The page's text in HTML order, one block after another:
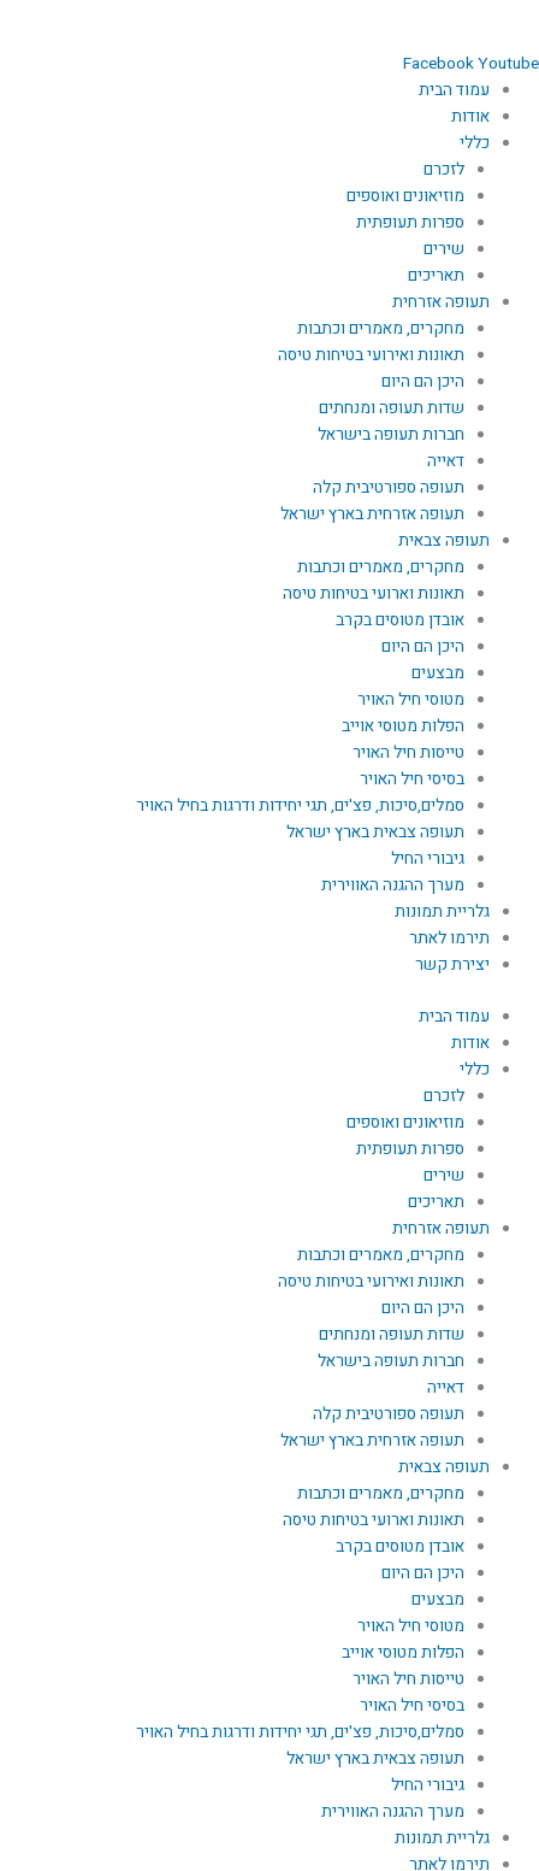
FacebookYoutube
עמוד הבית
אודות
כללי
לזכרם
מוזיאונים ואוספים
ספרות תעופתית
שירים
תאריכים
תעופה אזרחית
מחקרים, מאמרים וכתבות
תאונות ואירועי בטיחות טיסה
היכן הם היום
שדות תעופה ומנחתים
חברות תעופה בישראל
דאייה
תעופה ספורטיבית קלה
תעופה אזרחית בארץ ישראל
תעופה צבאית
מחקרים, מאמרים וכתבות
תאונות וארועי בטיחות טיסה
אובדן מטוסים בקרב
היכן הם היום
מבצעים
מטוסי חיל האויר
הפלות מטוסי אוייב
טייסות חיל האויר
בסיסי חיל האויר
סמלים,סיכות, פצ'ים, תגי יחידות ודרגות בחיל האויר
תעופה צבאית בארץ ישראל
גיבורי החיל
מערך ההגנה האווירית
גלריית תמונות
תירמו לאתר
יצירת קשר
עמוד הבית
אודות
כללי
לזכרם
מוזיאונים ואוספים
ספרות תעופתית
שירים
תאריכים
תעופה אזרחית
מחקרים, מאמרים וכתבות
תאונות ואירועי בטיחות טיסה
היכן הם היום
שדות תעופה ומנחתים
חברות תעופה בישראל
דאייה
תעופה ספורטיבית קלה
תעופה אזרחית בארץ ישראל
תעופה צבאית
מחקרים, מאמרים וכתבות
תאונות וארועי בטיחות טיסה
אובדן מטוסים בקרב
היכן הם היום
מבצעים
מטוסי חיל האויר
הפלות מטוסי אוייב
טייסות חיל האויר
בסיסי חיל האויר
סמלים,סיכות, פצ'ים, תגי יחידות ודרגות בחיל האויר
תעופה צבאית בארץ ישראל
גיבורי החיל
מערך ההגנה האווירית
גלריית תמונות
תירמו לאתר